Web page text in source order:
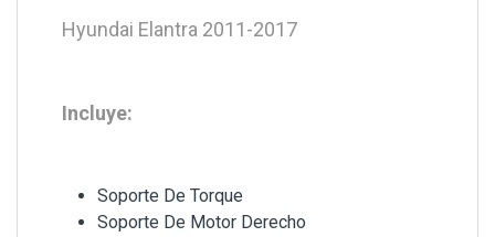
Hyundai Elantra 2011-2017
Incluye:
Soporte De Torque
Soporte De Motor Derecho